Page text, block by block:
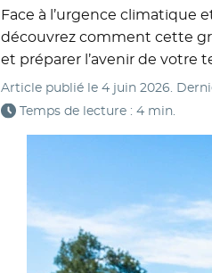
Face à l’urgence climatique
découvrez comment cette
et préparer l’avenir de votre
Article publié le 4 juin 2026.
Temps de lecture : 4 min.